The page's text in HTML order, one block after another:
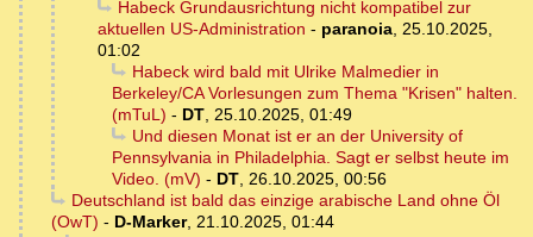
Habeck Grundausrichtung nicht kompatibel zur
aktuellen US-Administration - paranoia, 25.10.2025,
01:02
Habeck wird bald mit Ulrike Malmedier in
Berkeley/CA Vorlesungen zum Thema "Krisen" halten.
(mTuL) - DT, 25.10.2025, 01:49
Und diesen Monat ist er an der University of
Pennsylvania in Philadelphia. Sagt er selbst heute im
Video. (mV) - DT, 26.10.2025, 00:56
Deutschland ist bald das einzige arabische Land ohne Öl
(OwT) - D-Marker, 21.10.2025, 01:44